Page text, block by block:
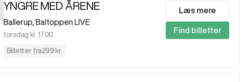
YNGRE MED ÅRENE
Ballerup Baltoppen LIVE
torsdag kl. 17.00
Billetter fra299 kr.
Læs mere
Find billetter